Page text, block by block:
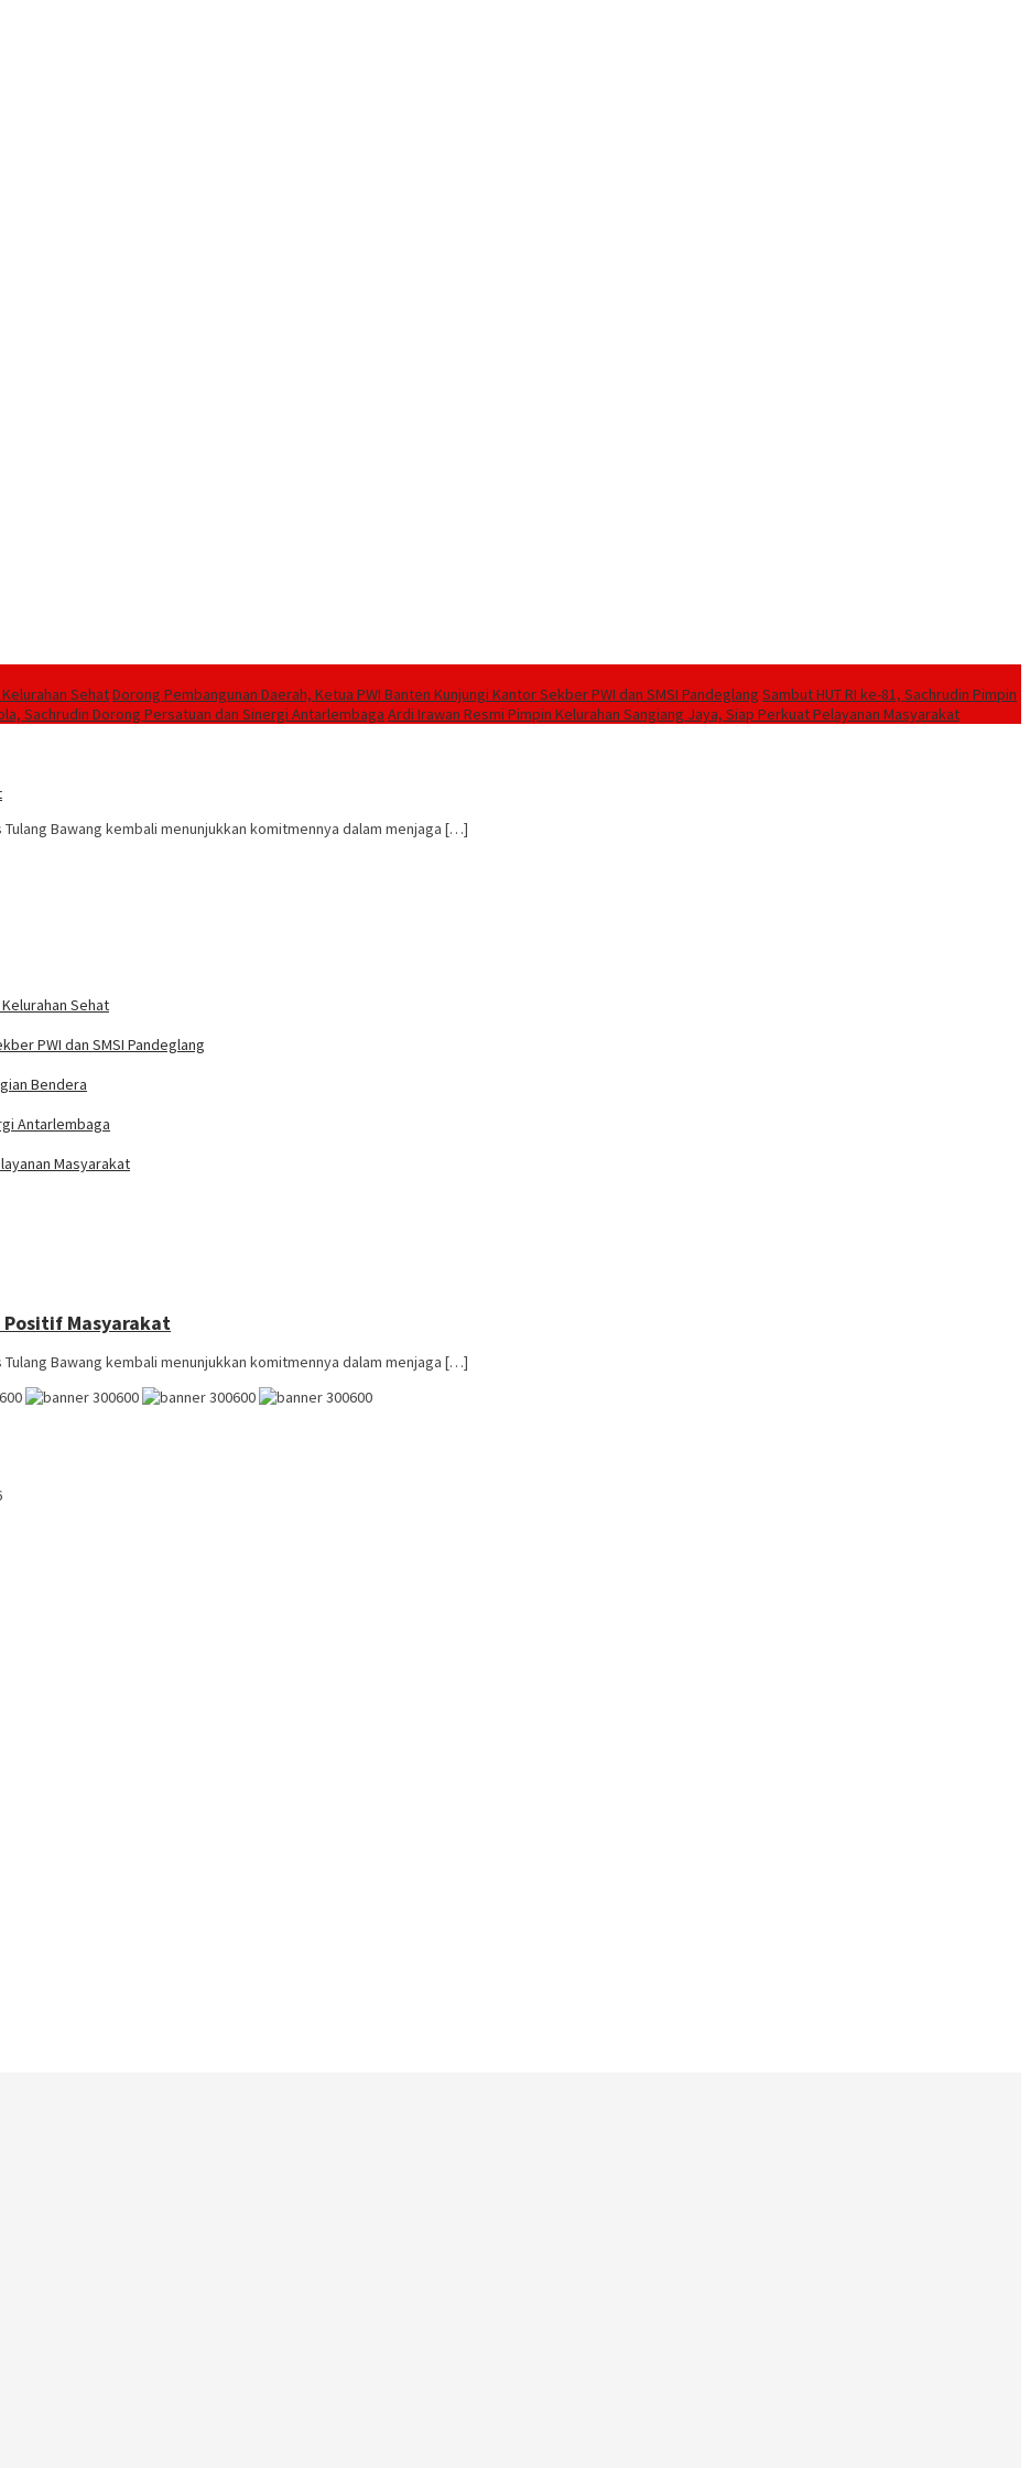
SehatDorong Pembangunan Daerah, Ketua PWI Banten Kunjungi Kantor Sekber PWI dan SMSI Pandeglang Sambut HUT RI ke-81, Sachrudin Pimpin
Sachrudin Dorong Persatuan dan Sinergi Antarlembaga Ardi Irawan Resmi Pimpin Kelurahan Sangiang Jaya, Siap Perkuat Pelayanan Masyarakat
Tulang Bawang kembali menunjukkan komitmennya dalam menjaga […]
Sehat
PWI dan SMSI Pandeglang
Bendera
Antarlembaga
Masyarakat
Positif Masyarakat
Tulang Bawang kembali menunjukkan komitmennya dalam menjaga […]